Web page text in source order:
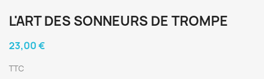
L'ART DES SONNEURS DE TROMPE
23,00 €
TTC